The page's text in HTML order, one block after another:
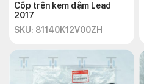
Cốp trên kem đậm Lead
2017
SKU: 81140K12V00ZH